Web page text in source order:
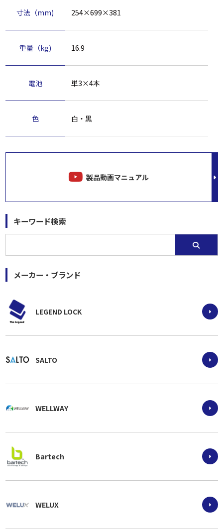
寸法（mm) 254×699×381
重量（kg) 16.9
電池 単3×4本
色 白・黒
製品動画マニュアル
キーワード検索
メーカー・ブランド
LEGEND LOCK
SALTO
WELLWAY
Bartech
WELUX